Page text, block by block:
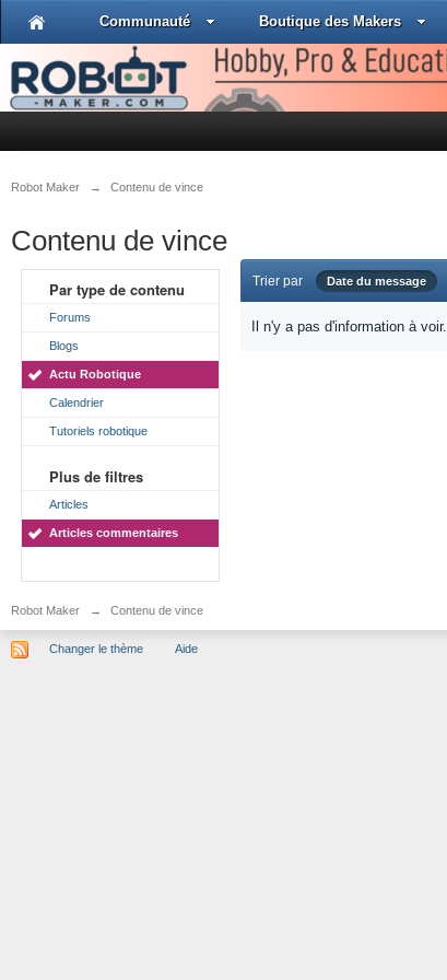
Communauté Boutique des Makers
Robot Maker → Contenu de vince
Contenu de vince
Par type de contenu
Forums
Blogs
Actu Robotique
Calendrier
Tutoriels robotique
Plus de filtres
Articles
Articles commentaires
Trier par Date du message
Il n'y a pas d'information à voir.
Robot Maker → Contenu de vince
Changer le thème Aide